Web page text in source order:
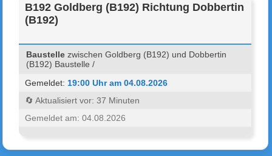
B192 Goldberg (B192) Richtung Dobbertin
(B192)
Baustelle zwischen Goldberg (B192) und Dobbertin
(B192) Baustelle /
Gemeldet: 19:00 Uhr am 04.08.2026
🔄 Aktualisiert vor: 37 Minuten
Gemeldet am: 04.08.2026